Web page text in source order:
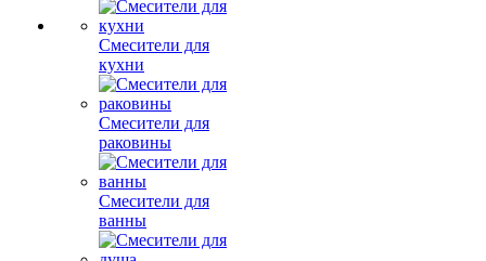
Смесители для
кухни
Смесители для
раковины
Смесители для
ванны